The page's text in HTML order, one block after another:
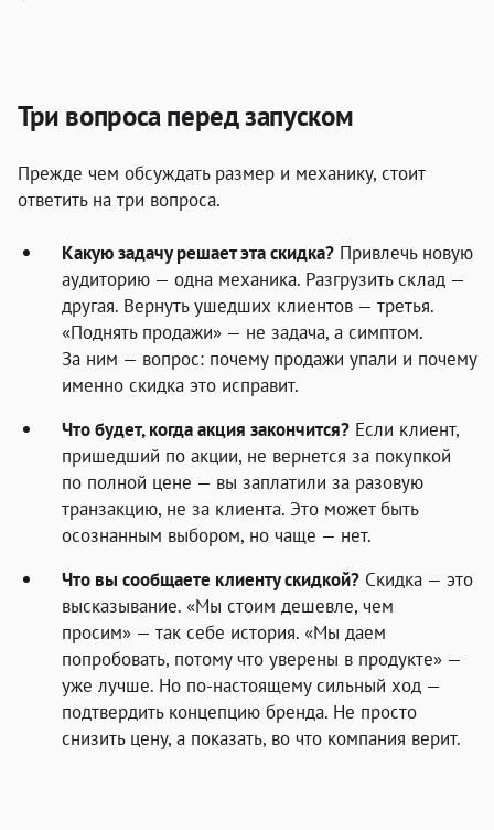
Три вопроса перед запуском
Прежде чем обсуждать размер и механику, стоит
ответить на три вопроса.
Какую задачу решает эта скидка? Привлечь новую
аудиторию — одна механика. Разгрузить склад —
другая. Вернуть ушедших клиентов — третья.
«Поднять продажи» — не задача, а симптом.
За ним — вопрос: почему продажи упали и почему
именно скидка это исправит.
Что будет, когда акция закончится? Если клиент,
пришедший по акции, не вернется за покупкой
по полной цене — вы заплатили за разовую
транзакцию, не за клиента. Это может быть
осознанным выбором, но чаще — нет.
Что вы сообщаете клиенту скидкой? Скидка — это
высказывание. «Мы стоим дешевле, чем
просим» — так себе история. «Мы даем
попробовать, потому что уверены в продукте» —
уже лучше. Но по-настоящему сильный ход —
подтвердить концепцию бренда. Не просто
снизить цену, а показать, во что компания верит.